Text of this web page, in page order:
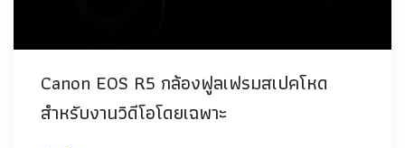
Canon EOS R5 กล้องฟูลเฟรมสเปคโหด
สำหรับงานวิดีโอโดยเฉพาะ